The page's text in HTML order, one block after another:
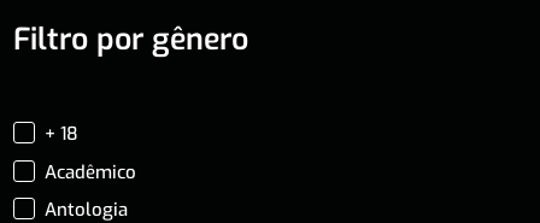
Filtro por gênero
+ 18
Acadêmico
Antologia